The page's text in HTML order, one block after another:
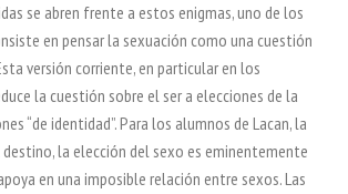
se abren frente a estos enigmas, uno de los
en pensar la sexuación como una cuestión
versión corriente, en particular en los
la cuestión sobre el ser a elecciones de la
“de identidad”. Para los alumnos de Lacan, la
la elección del sexo es eminentemente
en una imposible relación entre sexos. Las